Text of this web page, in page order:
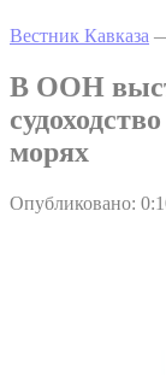
Вестник Кавказа
В ООН
морях
Опубликовано: